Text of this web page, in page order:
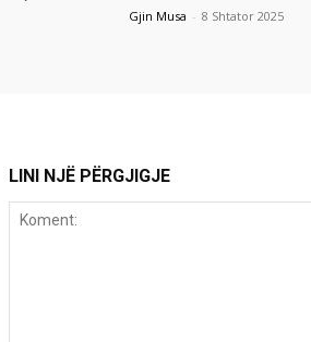
Gjin Musa - 8 Shtator 2025
LINI NJË PËRGJIGJE